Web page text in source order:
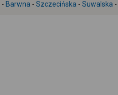
- Barwna - Szczecińska - Suwalska -